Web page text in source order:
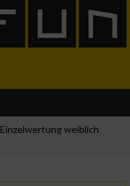
Einzelwertung weiblich